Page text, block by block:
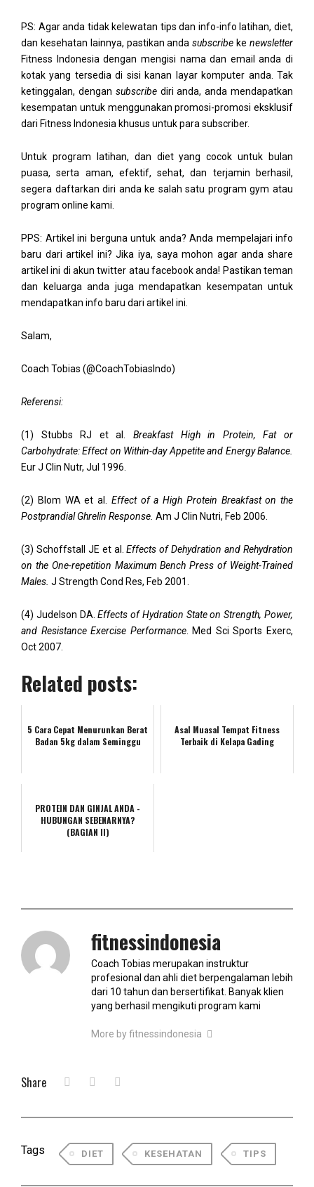
PS: Agar anda tidak kelewatan tips dan info-info latihan, diet,
dan kesehatan lainnya, pastikan andasubscribe kenewsletter
Fitness Indonesia dengan mengisi nama dan email anda di
kotak yang tersedia di sisi kanan layar komputer anda. Tak
ketinggalan, dengan subscribediri anda, anda mendapatkan
kesempatan untuk menggunakan promosi-promosi eksklusif
dari Fitness Indonesia khusus untuk para subscriber.
Untuk program latihan, dan diet yang cocok untuk bulan
puasa, serta aman, efektif, sehat, dan terjamin berhasil,
segera daftarkan diri anda ke salah satu program gym atau
program online kami.
PPS: Artikel ini berguna untuk anda? Anda mempelajari info
baru dari artikel ini? Jika iya, saya mohon agar anda share
artikel ini di akun twitter atau facebook anda! Pastikan teman
dan keluarga anda juga mendapatkan kesempatan untuk
mendapatkan info baru dari artikel ini.
Salam,
Coach Tobias (@CoachTobiasIndo)
Referensi:
(1) Stubbs RJ et al. Breakfast High in Protein, Fat or
Carbohydrate: Effect on Within-day Appetite and Energy Balance.
Eur J Clin Nutr, Jul 1996.
(2) Blom WA et al. Effect of a High Protein Breakfast on the
Postprandial Ghrelin Response. Am J Clin Nutri, Feb 2006.
(3) Schoffstall JE et al.Effects of Dehydration and Rehydration
on the One-repetition Maximum Bench Press of Weight-Trained
Males. J Strength Cond Res, Feb 2001.
(4) Judelson DA.Effects of Hydration State on Strength, Power,
and Resistance Exercise Performance. Med Sci Sports Exerc,
Oct 2007.
Related posts:
5 Cara Cepat Menurunkan Berat
Badan 5kg dalam Seminggu
Asal Muasal Tempat Fitness
Terbaik di Kelapa Gading
PROTEIN DAN GINJAL ANDA -
HUBUNGAN SEBENARNYA?
(BAGIAN II)
fitnessindonesia
Coach Tobias merupakan instruktur
profesional dan ahli diet berpengalaman lebih
dari 10 tahun dan bersertifikat. Banyak klien
yang berhasil mengikuti program kami
More by fitnessindonesia
Share
Tags DIET KESEHATAN TIPS